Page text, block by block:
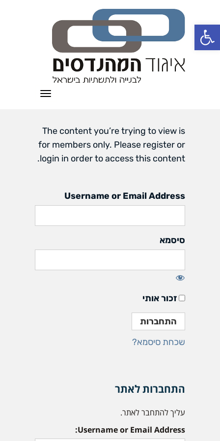
פתח סרגל נגישות
תפריט
The content you’re trying to view is
for members only. Please register or
login in order to access this content.
Username or Email Address
סיסמא
זכור אותי
שכחת סיסמא?
התחברות לאתר
עליך להתחבר לאתר.
Username or Email Address: